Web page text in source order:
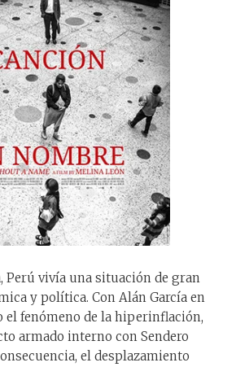
Perú vivía una situación de gran
y política. Con Alán García en
el fenómeno de la hiperinflación,
armado interno con Sendero
el desplazamiento